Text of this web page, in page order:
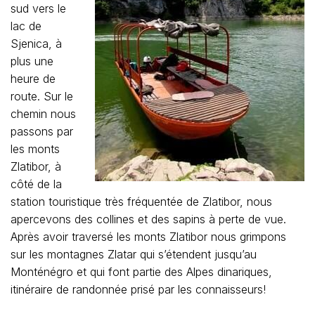
sud vers le
lac de
Sjenica, à
plus une
heure de
route. Sur le
chemin nous
passons par
les monts
Zlatibor, à
côté de la
station touristique très fréquentée de Zlatibor, nous
apercevons des collines et des sapins à perte de vue.
Après avoir traversé les monts Zlatibor nous grimpons
sur les montagnes Zlatar qui s’étendent jusqu’au
Monténégro et qui font partie des Alpes dinariques,
itinéraire de randonnée prisé par les connaisseurs!